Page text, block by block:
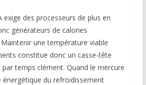
exige des processeurs de plus en
générateurs de calories
une température viable
constitue donc un casse-tête
temps clément. Quand le mercure
énergétique du refroidissement